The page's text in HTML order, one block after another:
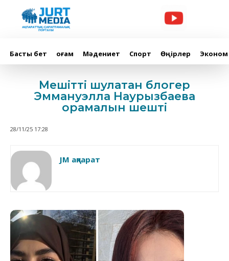
Басты бет Қоғам Мәдениет Спорт Өңірлер
Мешітті шулатқан блогер
Эммануэлла Наурызбаева
орамалын шешті
28/11/25 17:28
JM ақпарат